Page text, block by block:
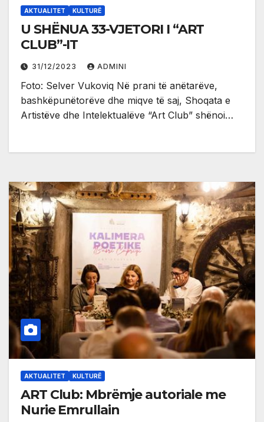
AKTUALITET KULTURË
U SHËNUA 33-VJETORI I “ART
CLUB”-IT
31/12/2023 ADMINI
Foto: Selver Vukoviq Në prani të anëtarëve,
bashkëpunëtorëve dhe miqve të saj, Shoqata e
Artistëve dhe Intelektualëve “Art Club” shënoi…
AKTUALITET KULTURË
ART Club: Mbrëmje autoriale me
Nurie Emrullain